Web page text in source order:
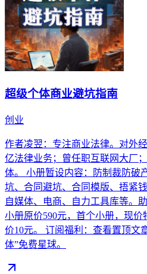
超级个体商业避坑指南
创业
作者凌翌：专注商业法律。对外
亿法律业务；曾任职互联网大厂
体。 小册暂设内容：防制裁防破
坑、合同避坑、合同模版、捂紧
自媒体、电商、自力工具库等。
小册原价590元，首个小册，现价
价10元。 订阅福利：查看置顶文
体”免费星球。